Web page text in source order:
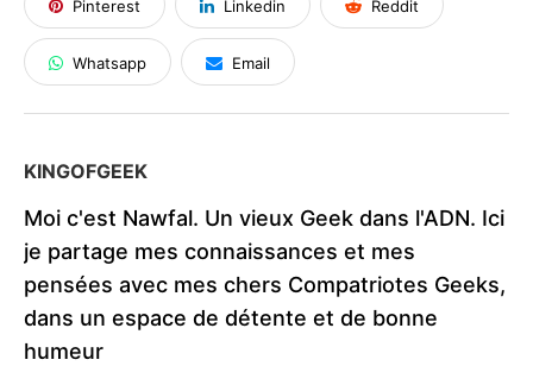
Pinterest Linkedin Reddit
Whatsapp Email
KINGOFGEEK
Moi c'est Nawfal. Un vieux Geek dans l'ADN. Ici
je partage mes connaissances et mes
pensées avec mes chers Compatriotes Geeks,
dans un espace de détente et de bonne
humeur